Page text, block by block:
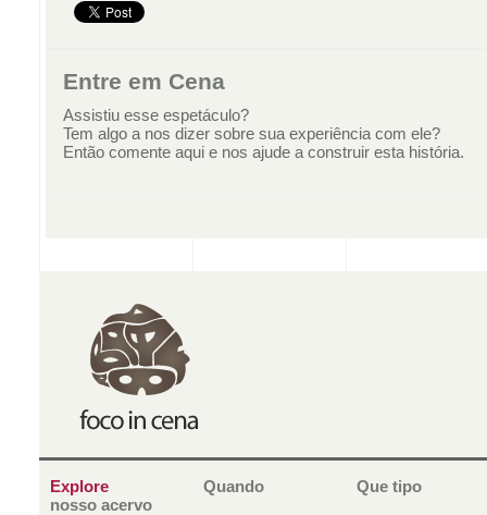
Entre em Cena
Assistiu esse espetáculo?
Tem algo a nos dizer sobre sua experiência com ele?
Então comente aqui e nos ajude a construir esta história.
Explore
nosso acervo
Quando Que tipo